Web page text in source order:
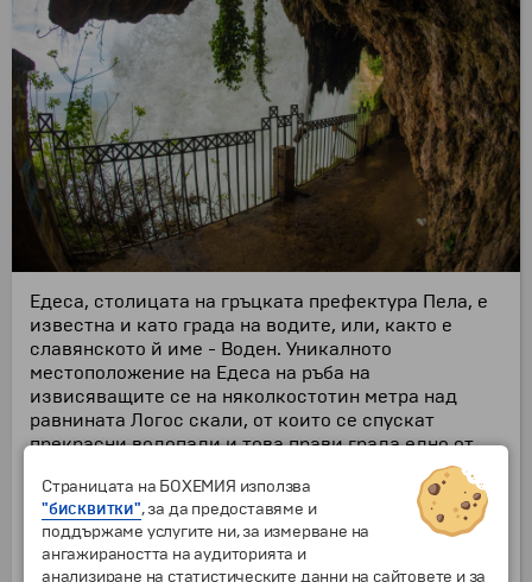
Едеса, столицата на гръцката префектура Пела, е
известна и като града на водите, или, както е
славянското й име - Воден. Уникалното
местоположение на Едеса на ръба на
извисяващите се на няколкостотин метра над
равнината Логос скали, от които се спускат
прекрасни водопади и това прави града едно от
най-живописните места в цяла Гърция. Интерес
представляват и запазените улици на стария град
Вароси с автентичната архитектура от XIX век и
няколкото църкви от византийската епоха,
модерният център, както и развалините от древна
Страницата на БОХЕМИЯ използва
"бисквитки", за да предоставяме и
поддържаме услугите ни, за измерване на
ангажираността на аудиторията и
анализиране на статистическите данни на сайтовете и за